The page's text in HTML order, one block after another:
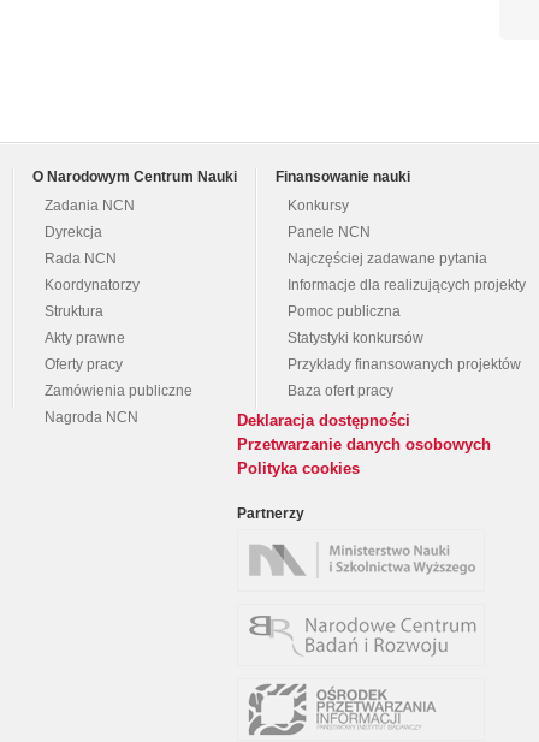
O Narodowym Centrum Nauki
Zadania NCN
Dyrekcja
Rada NCN
Koordynatorzy
Struktura
Akty prawne
Oferty pracy
Zamówienia publiczne
Nagroda NCN
Finansowanie nauki
Konkursy
Panele NCN
Najczęściej zadawane pytania
Informacje dla realizujących projekty
Pomoc publiczna
Statystyki konkursów
Przykłady finansowanych projektów
Baza ofert pracy
Deklaracja dostępności
Przetwarzanie danych osobowych
Polityka cookies
Partnerzy